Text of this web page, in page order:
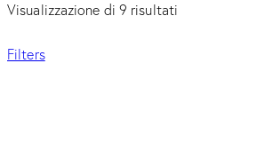
Visualizzazione di 9 risultati
Filters